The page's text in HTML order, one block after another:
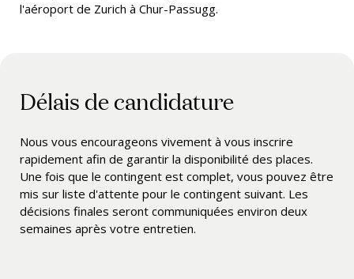
l'aéroport de Zurich à Chur-Passugg.
Délais de candidature
Nous vous encourageons vivement à vous inscrire
rapidement afin de garantir la disponibilité des places.
Une fois que le contingent est complet, vous pouvez être
mis sur liste d'attente pour le contingent suivant. Les
décisions finales seront communiquées environ deux
semaines après votre entretien.